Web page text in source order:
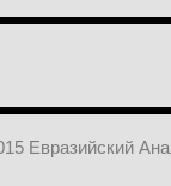
Евразийский